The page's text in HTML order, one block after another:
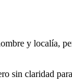
y localía,
sin claridad